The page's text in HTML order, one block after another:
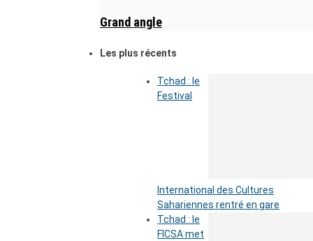
Grand angle
Les plus récents
Tchad : le
Festival
International des Cultures
Sahariennes rentré en gare
Tchad : le
FICSA met